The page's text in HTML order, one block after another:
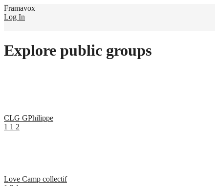
Framavox
Log In
Explore public groups
CLG GPhilippe
1 1 2
Love Camp collectif